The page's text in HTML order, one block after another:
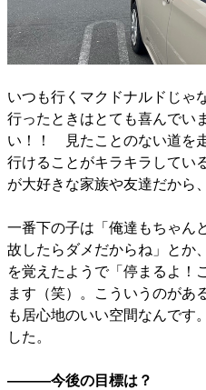
いつも行くマクドナルドじゃ
行ったときはとても喜んでい
い！！ 見たことのない道を
行けることがキラキラしてい
が大好きな家族や友達だから
一番下の子は「俺達もちゃん
故したらダメだからね」とか
を覚えたようで「停まるよ！
ます（笑）。こういうのがあ
も居心地のいい空間なんです
した。
―――今後の目標は？